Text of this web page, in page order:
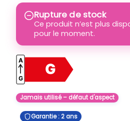
Rupture de stock
Ce produit n’est plus
pour le moment.
Jamais utilisé – défaut d'aspect
Garantie : 2 ans